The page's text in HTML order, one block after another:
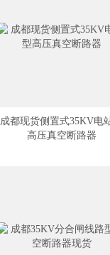
成都现货侧置式35KV电
高压真空断路器